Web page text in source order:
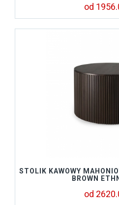
od
STOLIK KAWOWY
BROWN
od